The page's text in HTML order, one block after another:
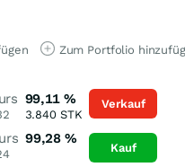
Zum Portfolio
99,11 %
3.840STK
99,28 %
Verkauf
Kauf